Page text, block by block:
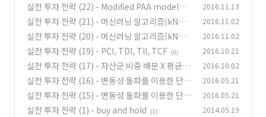
실전 투자 전략 (22) - Modified PAA model을
이용한 절대 수익 전략 (1)
(0)
2016.11.13
실전 투자 전략 (21) - 머신러닝 알고리즘(kNN,
SVM, Decision tree)을 이용한 절대수익 전략
(2) (6)
2016.11.02
실전 투자 전략 (20) - 머신러닝 알고리즘(kNN,
SVM, Decision tree)을 이용한 절대수익 전략
(1) (0)
2016.11.02
실전 투자 전략 (19) - PCI, TDI, TII, TCF (0) 2016.10.21
실전 투자 전략 (17) - 자산군 비중 배분 X 평균 모
멘텀 스코어 배분 (파이썬 코드) (2)
2016.10.02
실전 투자 전략 (16) - 변동성 돌파를 이용한 단기
스윙(단타) 전략 (2) (4)
2016.05.21
실전 투자 전략 (15) - 변동성 돌파를 이용한 단기
스윙(단타) 전략 (1)
(0)
2016.05.21
실전 투자 전략 (1) - buy and hold (1) 2014.05.19